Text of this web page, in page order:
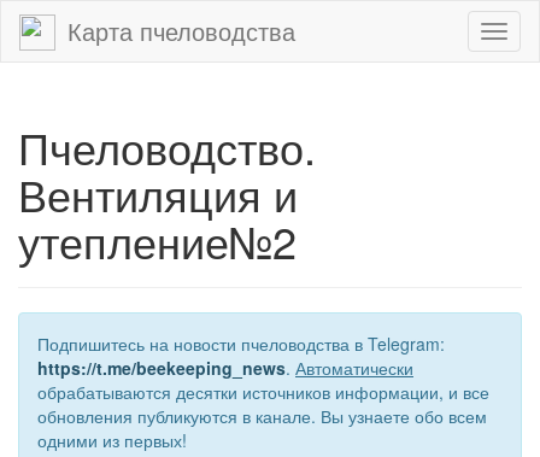
Карта пчеловодства
Пчеловодство.
Вентиляция и
утепление№2
Подпишитесь на новости пчеловодства в Telegram:
https://t.me/beekeeping_news. Автоматически
обрабатываются десятки источников информации, и все
обновления публикуются в канале. Вы узнаете обо всем
одними из первых!